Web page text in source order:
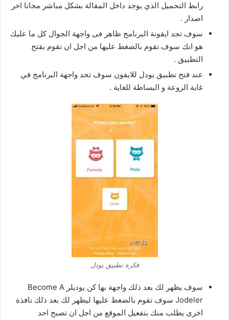
رابط التحميل الذي يوجد داخل المقالة بشكل مباشر مجانا اخر
اصدار .
سوف تجد ايقونة البرنامج ظاهر فى واجهة الجوال كل ما عليك
هو انك سوف تقوم بالضغط عليها من اجل ان تقوم بفتح
التطبيق .
عند فتح تطبيق يودل للايفون سوف تجد واجهة البرنامج في
غاية الروعة و البساطة للغاية .
فكرة تطبيق يودل
سوف يظهر لك بعد ذلك واجهة بها كن يوديلر Become A
Jodeler سوف تقوم بالضغط عليها ليظهر لك بعد ذلك نافذة
اخرى يطلب منك بتفعيل الموقع من اجل ان تصبح احد